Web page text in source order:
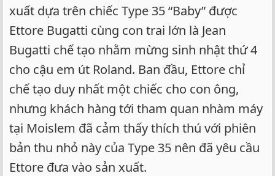
xuất dựa trên chiếc Type 35 “Baby” được
Ettore Bugatti cùng con trai lớn là Jean
Bugatti chế tạo nhằm mừng sinh nhật thứ 4
cho cậu em út Roland. Ban đầu, Ettore chỉ
chế tạo duy nhất một chiếc cho con ông,
nhưng khách hàng tới tham quan nhàm máy
tại Moislem đã cảm thấy thích thú với phiên
bản thu nhỏ này của Type 35 nên đã yêu cầu
Ettore đưa vào sản xuất.